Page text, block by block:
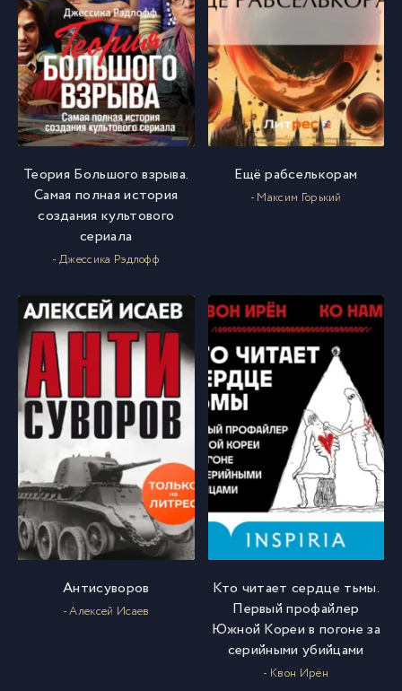
Теория Большого взрыва.
Самая полная история
создания культового
сериала
- Джессика Рэдлофф
Ещё рабселькорам
- Максим Горький
Антисуворов
- Алексей Исаев
Кто читает сердце тьмы.
Первый профайлер
Южной Кореи в погоне за
серийными убийцами
- Квон Ирён